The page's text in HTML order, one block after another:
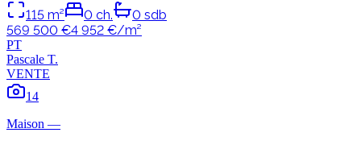
115 m² 0 ch. 0 sdb
569 500 €4 952 €/m²
PT
Pascale T.
VENTE
14
Maison —